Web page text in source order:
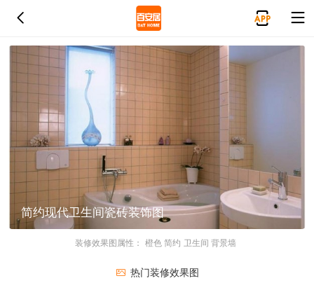
简约现代卫生间瓷砖装饰图
装修效果图属性： 橙色简约 卫生间背景墙
热门装修效果图